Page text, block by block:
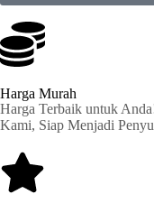
Harga Murah
Harga Terbaik untuk
Kami, Siap Menjadi